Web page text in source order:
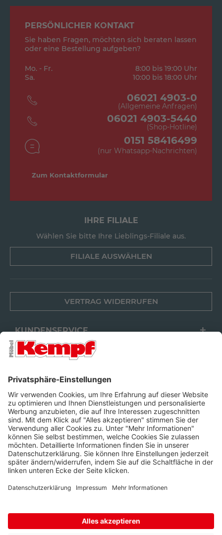
PERSÖNLICHER KONTAKT
Sie haben Fragen, möchten sich beraten lassen
oder eine Bestellung aufgeben?
Mo. - Fr.
8:00 bis 19:00 Uhr
Sa.
10:00 bis 18:00 Uhr
06021 4903-0
(Allgemeine Anfragen)
06021 4903-5440
(Shop-Hotline)
0151 58416499
(nur Whatsapp-Nachrichten)
Zum Kontaktformular
IHRE FILIALE
Wählen Sie bitte Ihre Lieblings-Filiale aus.
FILIALE AUSWÄHLEN
VERTRAG WIDERRUFEN
KUNDENSERVICE
FILIALEN
FOLGEN SIE UNS
Barrierefreiheit Cookie-Einstellungen Widerrufsrecht
Nachnahmegebühren, wenn nicht anders beschrieben.
* Wir nutzen Trusted Shops als unabhängigen Dienstleister für die
Einholung von Bewertungen. Trusted Shops hat Maßnahmen